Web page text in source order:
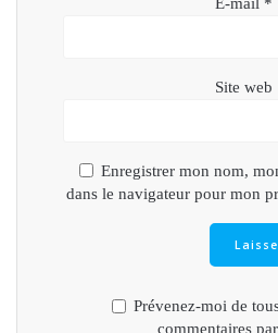
Site web
Enregistrer mon nom,
dans le navigateur pour mon
Prévenez-moi de
commentaires